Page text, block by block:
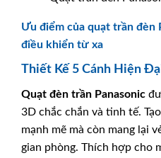
Ưu điểm của quạt trần đèn
điều khiển từ xa
Thiết Kế 5 Cánh Hiện
Quạt đèn trần Panasonic
3D chắc chắn và tinh tế.
mạnh mẽ mà còn mang lại
gian phòng. Thích hợp cho